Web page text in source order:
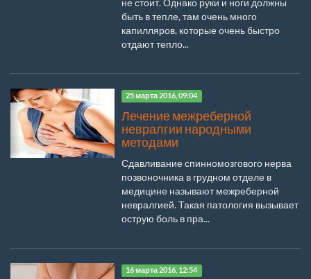
быть в тепле, там очень много
капилляров, которые очень быстро
отдают тепло...
25 марта 2016, 09:04
Лечение межреберной
невралгии народными
методами
Сдавливание спинномозгового нерва
позвоночника в грудном отделе в
медицине называют межреберной
невралгией. Такая патология вызывает
острую боль в пра...
16 марта 2016, 12:54